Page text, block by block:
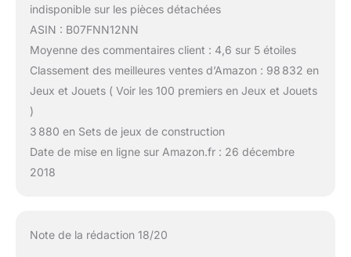
indisponible sur les pièces détachées
ASIN : B07FNN12NN
Moyenne des commentaires client : 4,6 sur 5 étoiles
Classement des meilleures ventes d’Amazon : 98 832 en
Jeux et Jouets ( Voir les 100 premiers en Jeux et Jouets
)
3 880 en Sets de jeux de construction
Date de mise en ligne sur Amazon.fr : 26 décembre
2018
Note de la rédaction 18/20